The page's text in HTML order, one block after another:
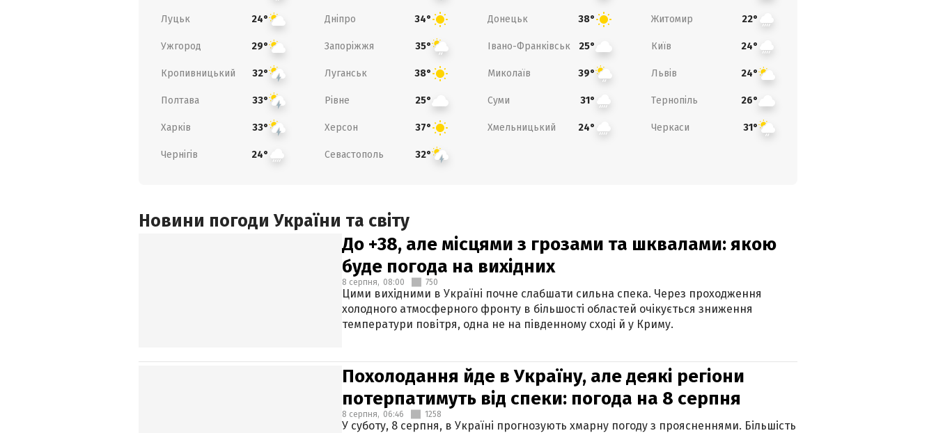
Луцьк 24° Дніпро 34° Донецьк 38° Житомир 22°
Ужгород 29° Запоріжжя 35° Івано-Франківськ 25° Київ 24°
Кропивницький 32° Луганськ 38° Миколаїв 39° Львів 24°
Полтава 33° Рівне 25° Суми 31° Тернопіль 26°
Харків 33° Херсон 37° Хмельницький 24° Черкаси 31°
Чернігів 24° Севастополь 32°
Новини погоди України та світу
До +38, але місцями з грозами та шквалами: якою
буде погода на вихідних
8 серпня, 08:00 750
Цими вихідними в Україні почне слабшати сильна спека. Через проходження
холодного атмосферного фронту в більшості областей очікується зниження
температури повітря, одна не на південному сході й у Криму.
Похолодання йде в Україну, але деякі регіони
потерпатимуть від спеки: погода на 8 серпня
8 серпня, 06:46 1258
У суботу, 8 серпня, в Україні прогнозують хмарну погоду з проясненнями. Більшість